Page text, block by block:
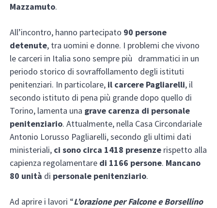
Mazzamuto.
All’incontro, hanno partecipato 90 persone
detenute, tra uomini e donne. I problemi che vivono
le carceri in Italia sono sempre più drammatici in un
periodo storico di sovraffollamento degli istituti
penitenziari. In particolare, il carcere Pagliarelli, il
secondo istituto di pena più grande dopo quello di
Torino, lamenta una grave carenza di personale
penitenziario. Attualmente, nella Casa Circondariale
Antonio Lorusso Pagliarelli, secondo gli ultimi dati
ministeriali, ci sono circa 1418 presenze rispetto alla
capienza regolamentare di 1166 persone. Mancano
80 unità di personale penitenziario.
Ad aprire i lavori “L’orazione per Falcone e Borsellino